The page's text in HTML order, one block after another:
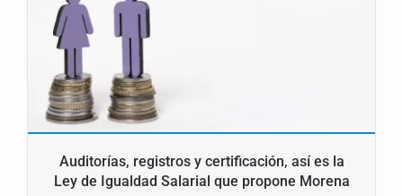
Auditorías, registros y certificación, así es la
Ley de Igualdad Salarial que propone Morena